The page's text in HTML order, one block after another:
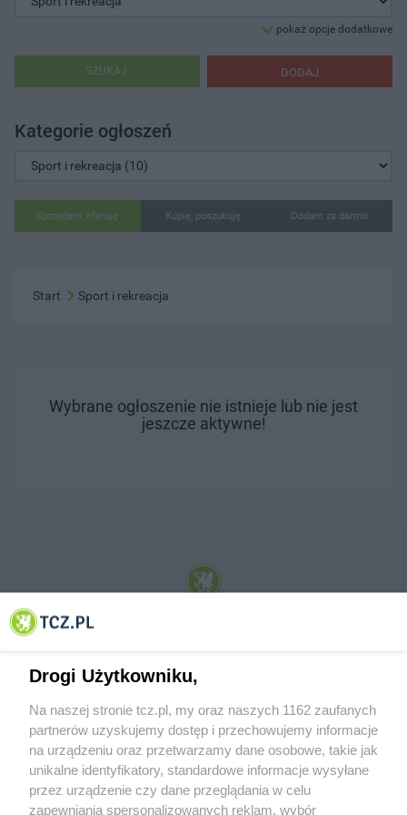
pokaż opcje dodatkowe
DODAJ
SZUKAJ
Kategorie ogłoszeń
Sprzedam, oferuję Kupię, poszukuję Oddam za darmo
Start Sport i rekreacja
Wybrane ogłoszenie nie istnieje lub nie jest
jeszcze aktywne!
© 2001-2026 Tczew - TCZ.PL Sp. z o.o. Internetowy Serwis Informacyjny Miasta
Drogi Użytkowniku,
Na naszej stronie tcz.pl, my oraz naszych 1162 zaufanych
partnerów uzyskujemy dostęp i przechowujemy informacje
na urządzeniu oraz przetwarzamy dane osobowe, takie jak
unikalne identyfikatory, standardowe informacje wysyłane
przez urządzenie czy dane przeglądania w celu
zapewniania spersonalizowanych reklam, wybór